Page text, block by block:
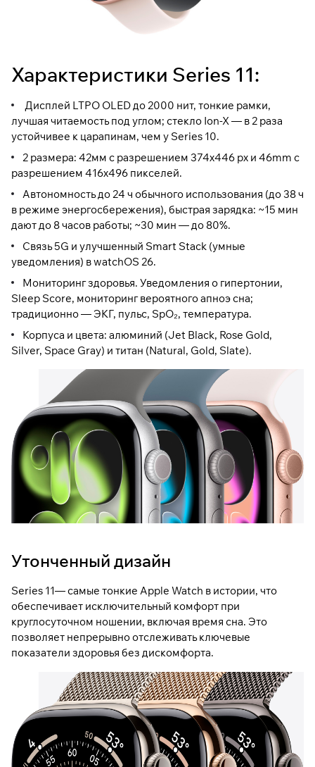
Характеристики Series 11:
Дисплей LTPO OLED до 2000 нит, тонкие рамки,
лучшая читаемость под углом; стекло Ion-X — в 2 раза
устойчивее к царапинам, чем у Series 10.
2 размера: 42мм с разрешением 374x446 px и 46mm с
разрешением 416x496 пикселей.
Автономность до 24 ч обычного использования (до 38 ч
в режиме энергосбережения), быстрая зарядка: ~15 мин
дают до 8 часов работы; ~30 мин — до 80%.
Связь 5G и улучшенный Smart Stack (умные
уведомления) в watchOS 26.
Мониторинг здоровья. Уведомления о гипертонии,
Sleep Score, мониторинг вероятного апноэ сна;
традиционно — ЭКГ, пульс, SpO₂, температура.
Корпуса и цвета: алюминий (Jet Black, Rose Gold,
Silver, Space Gray) и титан (Natural, Gold, Slate).
Утонченный дизайн
Series 11— самые тонкие Apple Watch в истории, что
обеспечивает исключительный комфорт при
круглосуточном ношении, включая время сна. Это
позволяет непрерывно отслеживать ключевые
показатели здоровья без дискомфорта.